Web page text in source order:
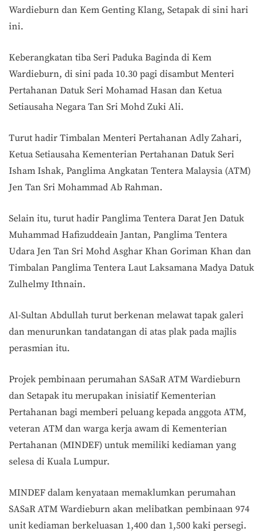
Wardieburn dan Kem Genting Klang, Setapak di sini hari
ini.
Keberangkatan tiba Seri Paduka Baginda di Kem
Wardieburn, di sini pada 10.30 pagi disambut Menteri
Pertahanan Datuk Seri Mohamad Hasan dan Ketua
Setiausaha Negara Tan Sri Mohd Zuki Ali.
Turut hadir Timbalan Menteri Pertahanan Adly Zahari,
Ketua Setiausaha Kementerian Pertahanan Datuk Seri
Isham Ishak, Panglima Angkatan Tentera Malaysia (ATM)
Jen Tan Sri Mohammad Ab Rahman.
Selain itu, turut hadir Panglima Tentera Darat Jen Datuk
Muhammad Hafizuddeain Jantan, Panglima Tentera
Udara Jen Tan Sri Mohd Asghar Khan Goriman Khan dan
Timbalan Panglima Tentera Laut Laksamana Madya Datuk
Zulhelmy Ithnain.
Al-Sultan Abdullah turut berkenan melawat tapak galeri
dan menurunkan tandatangan di atas plak pada majlis
perasmian itu.
Projek pembinaan perumahan SASaR ATM Wardieburn
dan Setapak itu merupakan inisiatif Kementerian
Pertahanan bagi memberi peluang kepada anggota ATM,
veteran ATM dan warga kerja awam di Kementerian
Pertahanan (MINDEF) untuk memiliki kediaman yang
selesa di Kuala Lumpur.
MINDEF dalam kenyataan memaklumkan perumahan
SASaR ATM Wardieburn akan melibatkan pembinaan 974
unit kediaman berkeluasan 1,400 dan 1,500 kaki persegi.